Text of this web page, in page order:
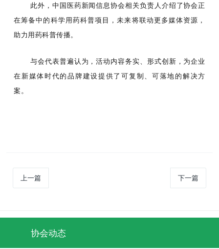
此外，中国医药新闻信息协会相关负责人介绍了协会正
在筹备中的科学用药科普项目，未来将联动更多媒体资源，
助力用药科普传播。
与会代表普遍认为，活动内容务实、形式创新，为企业
在新媒体时代的品牌建设提供了可复制、可落地的解决方
案。
上一篇 下一篇
协会动态